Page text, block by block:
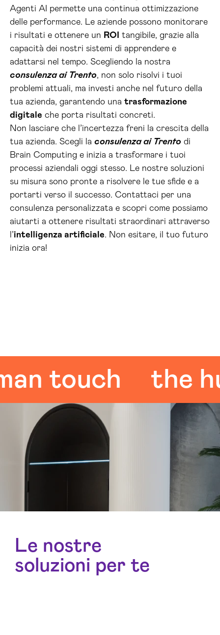
Agenti AI permette una continua ottimizzazione
delle performance. Le aziende possono monitorare
i risultati e ottenere un ROI
tangibile, grazie alla
capacità dei nostri sistemi di apprendere e
adattarsi nel tempo. Scegliendo la nostra
consulenza ai Trento, non solo risolvi i tuoi
problemi attuali, ma investi anche nel futuro della
tua azienda, garantendo una trasformazione
digitale che porta risultati concreti.
Non lasciare che l’incertezza freni la crescita della
tua azienda. Scegli la consulenza ai Trento di
Brain Computing e inizia a trasformare i tuoi
processi aziendali oggi stesso. Le nostre soluzioni
su misura sono pronte a risolvere le tue sfide e a
portarti verso il successo. Contattaci per una
consulenza personalizzata e scopri come possiamo
aiutarti a ottenere risultati straordinari attraverso
l’intelligenza artificiale. Non esitare, il tuo futuro
inizia ora!
the
Le nostre
soluzioni per te